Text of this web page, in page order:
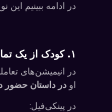
در ادامه ببینیم
۱. کودک از یک تماشاگر ساده به قهرمان واقعی تبدیل می شود
در انیمیشن‌های تعاملی ۲۰۲۵، نقش کودک فقط دیدن
او در داستان حضور
در پینکی‌فیل: